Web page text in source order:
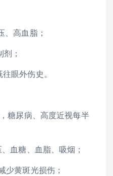
高血脂；
；
眼外伤史。
糖尿病、高度近视每半
血糖、血脂、吸烟；
少黄斑光损伤；